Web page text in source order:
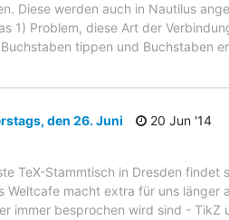
Diese werden auch in Nautilus
1) Problem, diese Art der
tippen und Buchstaben
den 26. Juni
20 Jun '14
TeX-Stammtisch in Dresden findet
macht extra für uns länger
immer besprochen wird sind - TikZ